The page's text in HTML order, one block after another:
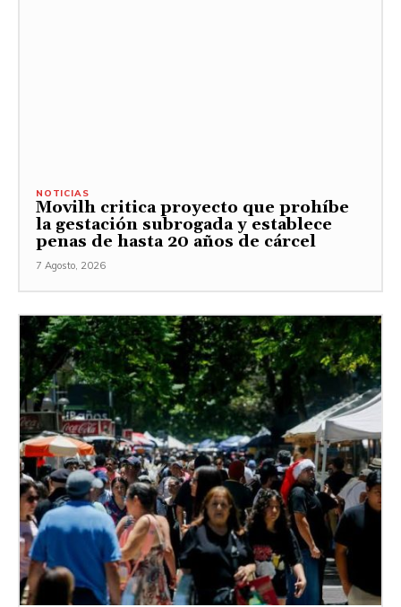
NOTICIAS
Movilh critica proyecto que prohíbe
la gestación subrogada y establece
penas de hasta 20 años de cárcel
7 Agosto, 2026